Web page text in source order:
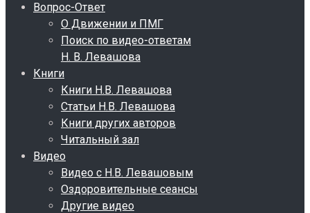
Вопрос-Ответ
О Движении и ПМГ
Поиск по видео-ответам
Н. В. Левашова
Книги
Книги Н.В. Левашова
Статьи Н.В. Левашова
Книги других авторов
Читальный зал
Видео
Видео с Н.В. Левашовым
Оздоровительные сеансы
Другие видео